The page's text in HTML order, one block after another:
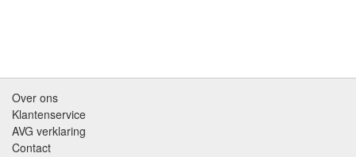
Over ons
Klantenservice
AVG verklaring
Contact